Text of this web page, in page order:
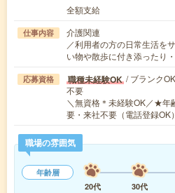
全額支給
仕事内容
介護関連
／利用者の方の日常生活
い物や散歩に付き添ったり
応募資格 職種未経験OK / ブランク
不要
＼無資格＊未経験OK／★年
要・来社不要（電話登録
職場の雰囲気
年齢層
20代
30代